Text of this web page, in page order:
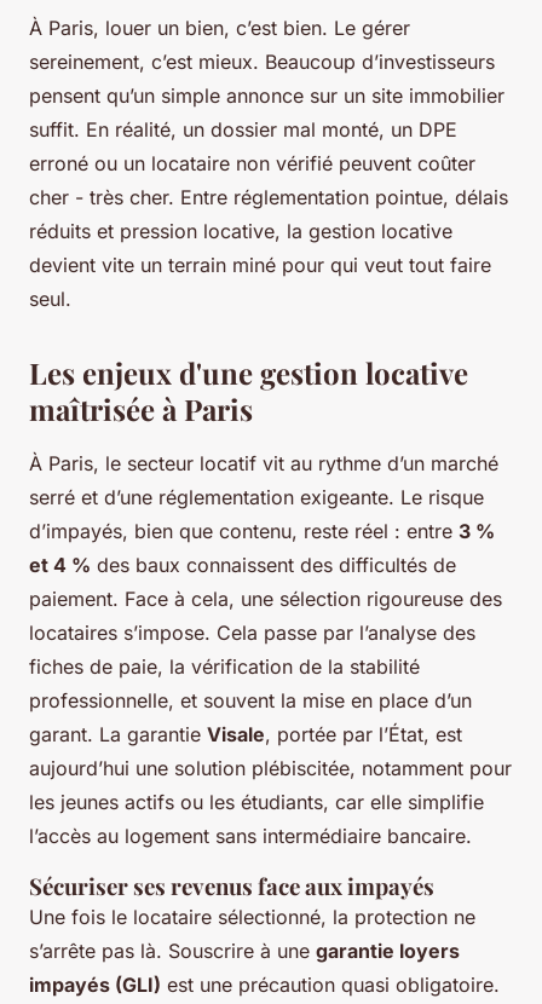
À Paris, louer un bien, c’est bien. Le gérer
sereinement, c’est mieux. Beaucoup d’investisseurs
pensent qu’un simple annonce sur un site immobilier
suffit. En réalité, un dossier mal monté, un DPE
erroné ou un locataire non vérifié peuvent coûter
cher - très cher. Entre réglementation pointue, délais
réduits et pression locative, la gestion locative
devient vite un terrain miné pour qui veut tout faire
seul.
Les enjeux d'une gestion locative
maîtrisée à Paris
À Paris, le secteur locatif vit au rythme d’un marché
serré et d’une réglementation exigeante. Le risque
d’impayés, bien que contenu, reste réel : entre 3 %
et 4 % des baux connaissent des difficultés de
paiement. Face à cela, une sélection rigoureuse des
locataires s’impose. Cela passe par l’analyse des
fiches de paie, la vérification de la stabilité
professionnelle, et souvent la mise en place d’un
garant. La garantie Visale, portée par l’État, est
aujourd’hui une solution plébiscitée, notamment pour
les jeunes actifs ou les étudiants, car elle simplifie
l’accès au logement sans intermédiaire bancaire.
Sécuriser ses revenus face aux impayés
Une fois le locataire sélectionné, la protection ne
s’arrête pas là. Souscrire à une garantie loyers
impayés (GLI) est une précaution quasi obligatoire.